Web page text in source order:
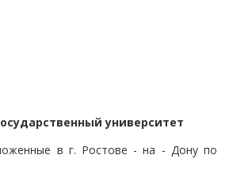
университет
в г. Ростове - на - Дону по